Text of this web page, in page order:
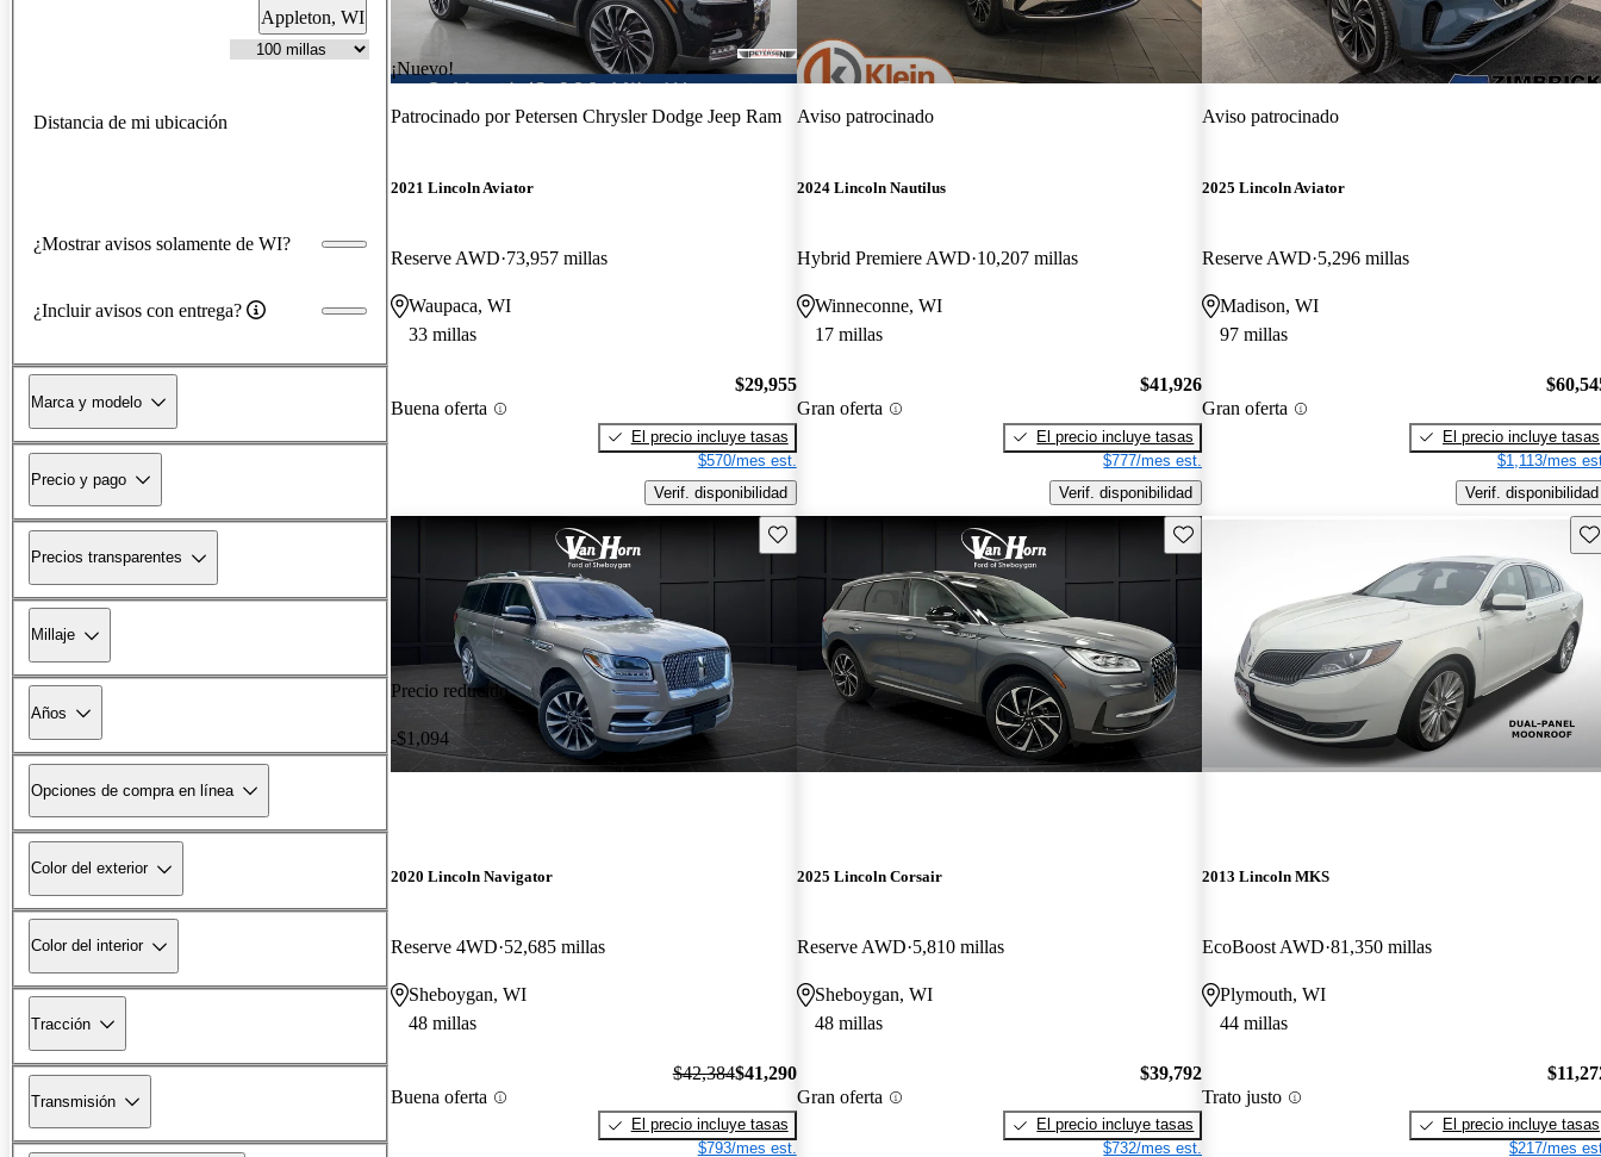
Appleton, WI
Distancia de mi ubicación
¿Mostrar avisos solamente de WI?
¿Incluir avisos con entrega?
Marca y modelo
Precio y pago
Precios transparentes
Millaje
Años
Opciones de compra en línea
Color del exterior
Color del interior
Tracción
Transmisión
¡Nuevo!
Patrocinado porPetersen Chrysler Dodge Jeep Ram
2021 Lincoln Aviator
Reserve AWD 73,957 millas
Waupaca, WI
33 millas
Buena oferta
$29,955
El precio incluye tasas
$570/mes est.
Verif. disponibilidad
Aviso patrocinado
2024 Lincoln Nautilus
Hybrid Premiere AWD 10,207 millas
Winneconne, WI
17 millas
Gran oferta
$41,926
El precio incluye tasas
$777/mes est.
Verif. disponibilidad
Aviso patrocinado
2025 Lincoln Aviator
Reserve AWD 5,296 millas
Madison, WI
97 millas
Gran oferta
El precio incluye tasas
$1,113/mes
Verif. disponibilidad
Precio reducido
-$1,094
Guarda este Aviso
2020 Lincoln Navigator
Reserve 4WD 52,685 millas
Sheboygan, WI
48 millas
Buena oferta
$42,384$41,290
El precio incluye tasas
$793/mes est.
Guarda este Aviso
2025 Lincoln Corsair
Reserve AWD 5,810 millas
Sheboygan, WI
48 millas
Gran oferta
$39,792
El precio incluye tasas
$732/mes est.
2013 Lincoln MKS
EcoBoost AWD 81,350 millas
Plymouth, WI
44 millas
Trato justo
El precio incluye tasas
$217/mes